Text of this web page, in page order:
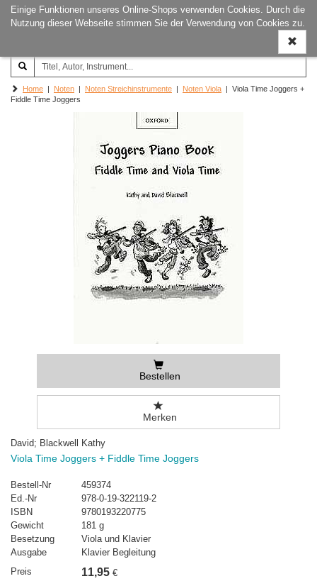
Einige Funktionen unseres Online-Shops verwenden Cookies. Durch die
Nutzung dieser Webseite stimmen Sie der Verwendung von Cookies zu.
ein-/
Joachim‐Trekel‐Musikverlag,
Hamburg
Home | Noten | Noten Streichinstrumente | Noten Viola | Viola Time Joggers +
Fiddle Time Joggers
Bestellen
Merken
David; Blackwell Kathy
Viola Time Joggers + Fiddle Time Joggers
Bestell-Nr
459374
Ed.-Nr
978-0-19-322119-2
ISBN
9780193220775
Gewicht
181 g
Besetzung
Viola und Klavier
Ausgabe
Klavier Begleitung
Preis
11,95 €